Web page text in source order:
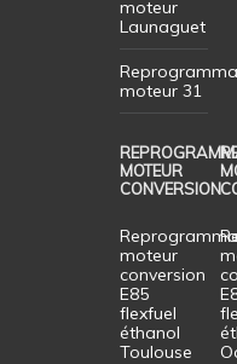
moteur
Launaguet
moteur 31
MOTEUR
CONVERSION
moteur
conversion
E85
flexfuel
éthanol
Toulouse